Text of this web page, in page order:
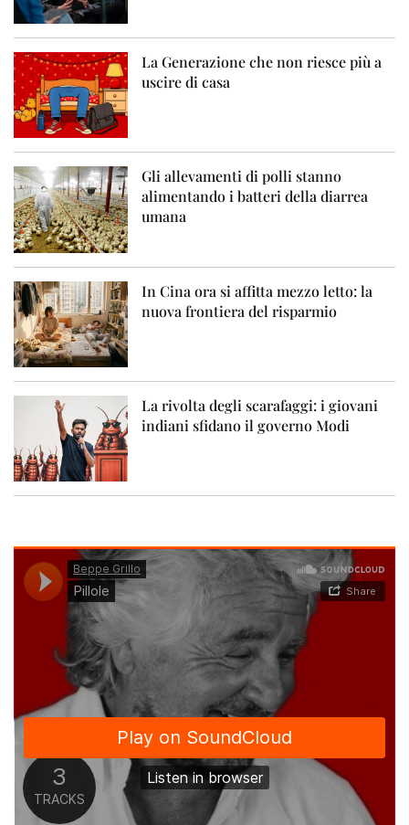
La Generazione che non riesce più a
uscire di casa
Gli allevamenti di polli stanno
alimentando i batteri della diarrea
umana
In Cina ora si affitta mezzo letto: la
nuova frontiera del risparmio
La rivolta degli scarafaggi: i giovani
indiani sfidano il governo Modi